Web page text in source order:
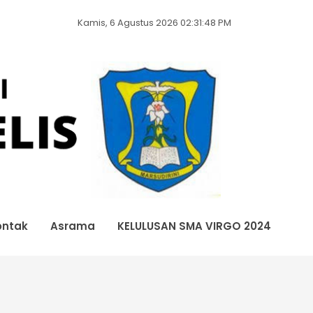
Kamis, 6 Agustus 2026 02:31:48 PM
Asrama KELULUSAN SMA VIRGO 2024